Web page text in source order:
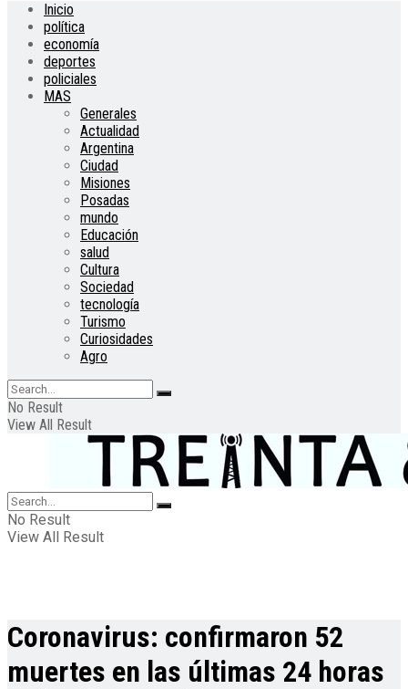
Inicio
política
economía
deportes
policiales
MAS
Generales
Actualidad
Argentina
Ciudad
Misiones
Posadas
mundo
Educación
salud
Cultura
Sociedad
tecnología
Turismo
Curiosidades
Agro
No Result
View All Result
No Result
View All Result
Coronavirus: confirmaron 52
muertes en las últimas 24 horas